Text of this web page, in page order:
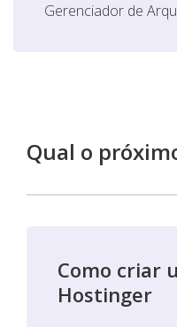
Gerenciador de
Qual o
Como criar
Hostinger